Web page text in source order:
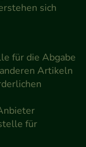
die
für Sie
hierfür
soziale
sich
für die Abgabe
Artikeln
für